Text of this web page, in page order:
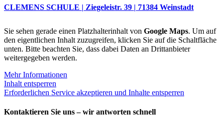
CLEMENS SCHULE | Ziegeleistr. 39 | 71384 Weinstadt
Sie sehen gerade einen Platzhalterinhalt von Google Maps. Um auf
den eigentlichen Inhalt zuzugreifen, klicken Sie auf die Schaltfläche
unten. Bitte beachten Sie, dass dabei Daten an Drittanbieter
weitergegeben werden.
Mehr Informationen
Inhalt entsperren
Erforderlichen Service akzeptieren und Inhalte entsperren
Kontaktieren Sie uns – wir antworten schnell